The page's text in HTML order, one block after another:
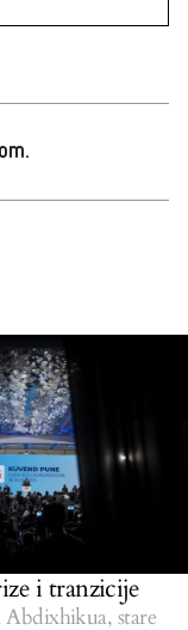
.
i tranzicije
stare